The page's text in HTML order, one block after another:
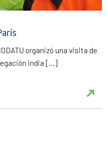
organizó una visita de
india […]